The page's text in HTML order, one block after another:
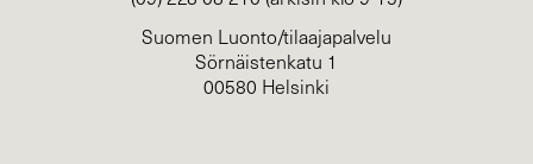
Suomen Luonto/tilaajapalvelu
Sörnäistenkatu 1
00580 Helsinki